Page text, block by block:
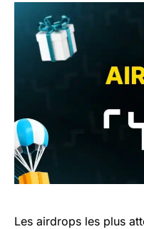
Les airdrops les plus